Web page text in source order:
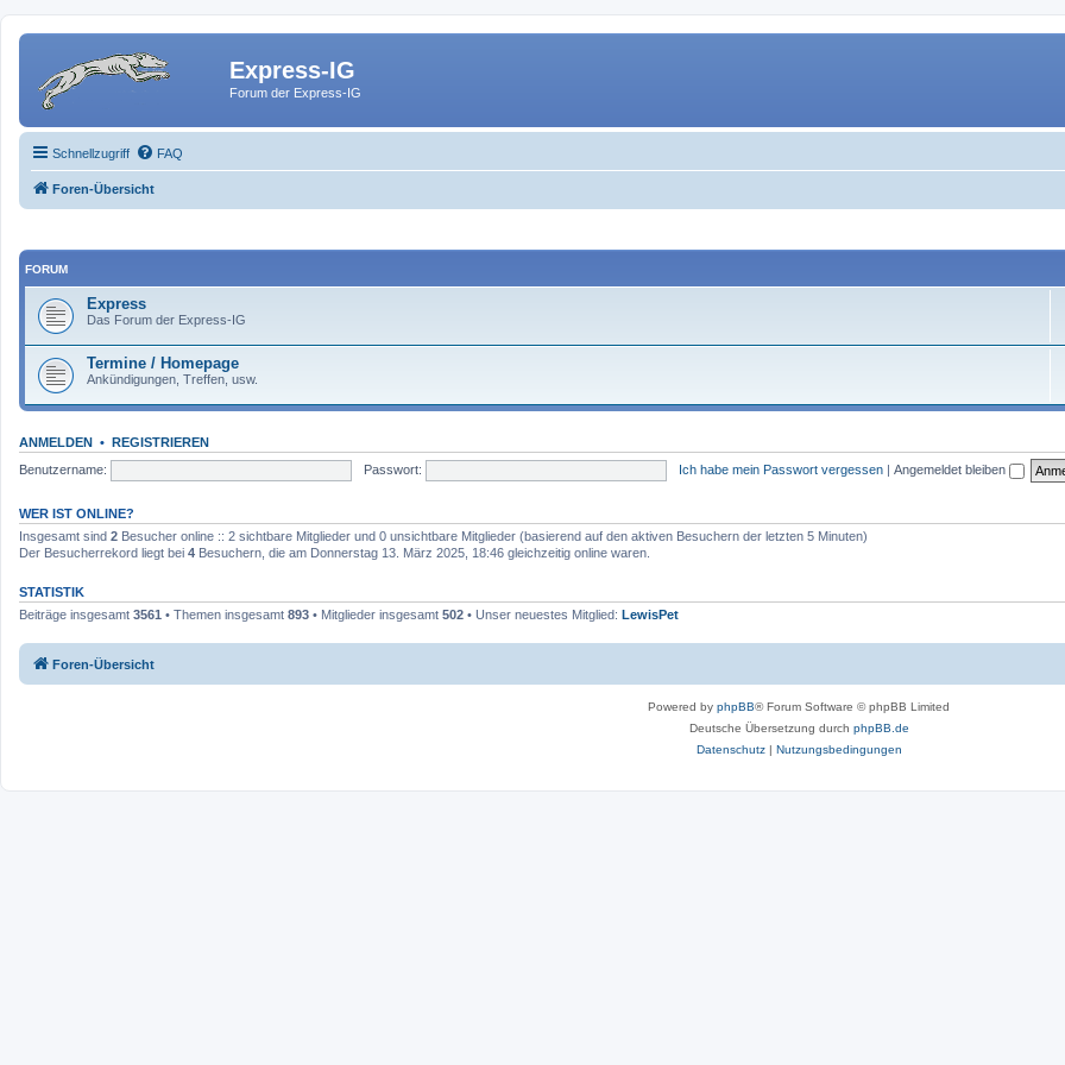
Express-IG
Forum der Express-IG
Schnellzugriff FAQ
Foren-Übersicht
FORUM
Express
Das Forum der Express-IG
Termine / Homepage
Ankündigungen, Treffen, usw.
ANMELDEN • REGISTRIEREN
Benutzername:
Passwort: Ich habe mein Passwort vergessen | Angemeldet bleiben
WER IST ONLINE?
Insgesamt sind 2 Besucher online :: 2 sichtbare Mitglieder und 0 unsichtbare Mitglieder (basierend auf den aktiven Besuchern der letzten 5 Minuten)
Der Besucherrekord liegt bei 4 Besuchern, die am Donnerstag 13. März 2025, 18:46 gleichzeitig online waren.
STATISTIK
Beiträge insgesamt 3561 • Themen insgesamt 893 • Mitglieder insgesamt 502 • Unser neuestes Mitglied: LewisPet
Foren-Übersicht
Powered by phpBB® Forum Software © phpBB Limited
Deutsche Übersetzung durch phpBB.de
Datenschutz| Nutzungsbedingungen